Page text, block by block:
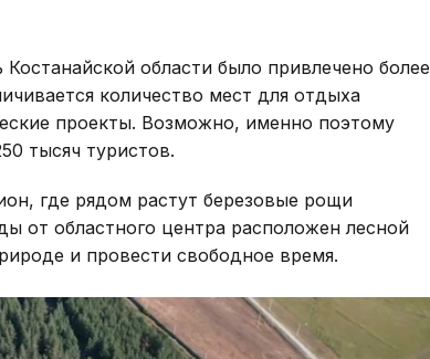
области было привлечено более
количество мест для отдыха
проекты. Возможно, именно поэтому
тысяч туристов.
где рядом растут березовые рощи
от областного центра расположен лесной
и провести свободное время.